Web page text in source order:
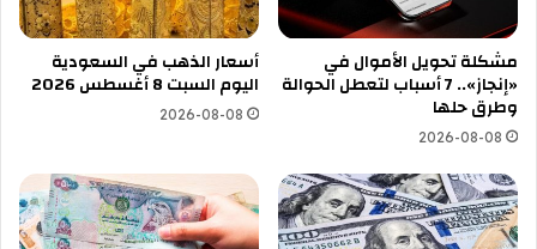
مشكلة تحويل الأموال في
«إنجاز».. 7 أسباب لتعطل الحوالة
وطرق حلها
2026-08-08
أسعار الذهب في السعودية
اليوم السبت 8 أغسطس 2026
2026-08-08